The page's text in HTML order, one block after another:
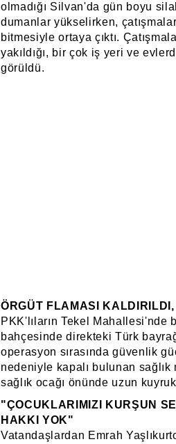
olmadığı Silvan'da gün boyu
dumanlar yükselirken,
bitmesiyle ortaya çıktı.
yakıldığı, bir çok iş yeri ve
görüldü.
ÖRGÜT FLAMASI
PKK'lıların Tekel Mahallesi'nde
bahçesinde direkteki Türk
operasyon sırasında güvenlik
nedeniyle kapalı bulunan
sağlık ocağı önünde uzun
"ÇOCUKLARIMIZI KURŞUN
HAKKI YOK"
Vatandaşlardan Emrah